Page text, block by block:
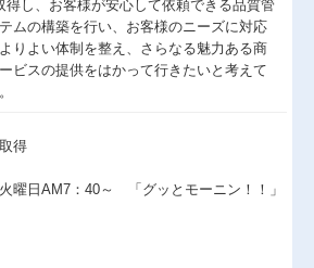
得し、お客様が安心して依頼できる品質管
ムの構築を行い、お客様のニーズに対応
りよい体制を整え、さらなる魅力ある商
ビスの提供をはかって行きたいと考えて